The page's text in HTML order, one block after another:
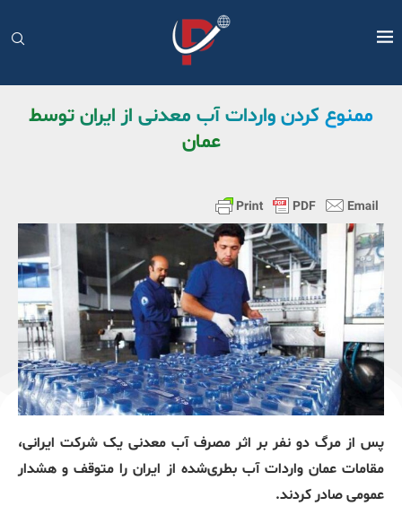
ممنوع کردن واردات آب معدنی از ایران توسط
عمان
پس از مرگ دو نفر بر اثر مصرف آب معدنی یک شرکت ایرانی،
مقامات عمان واردات آب بطری‌شده از ایران را متوقف و هشدار
عمومی صادر کردند.